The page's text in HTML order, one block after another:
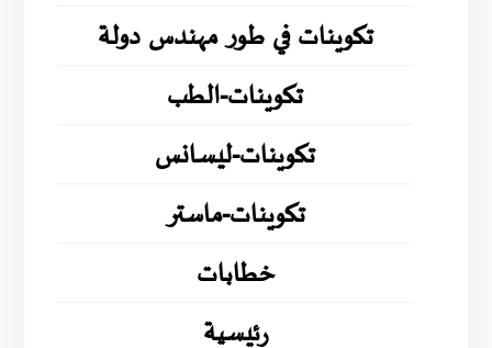
تكوينات في طور مهندس دولة
تكوينات-الطب
تكوينات-ليسانس
تكوينات-ماستر
خطابات
رئيسية